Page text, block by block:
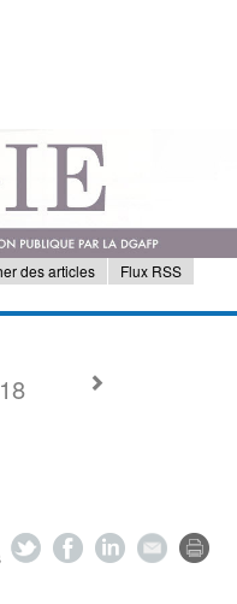
des articles
Flux RSS